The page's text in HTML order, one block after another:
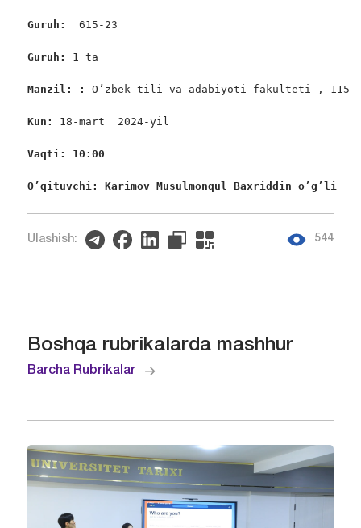
Guruh: 615-23
Guruh: 1 ta
Manzil: : O’zbek tili va adabiyoti fakulteti , 115
Kun: 18-mart 2024-yil
Vaqti: 10:00
O’qituvchi: Karimov Musulmonqul Baxriddin o’g’li
Ulashish: 544
Boshqa rubrikalarda mashhur
Barcha Rubrikalar